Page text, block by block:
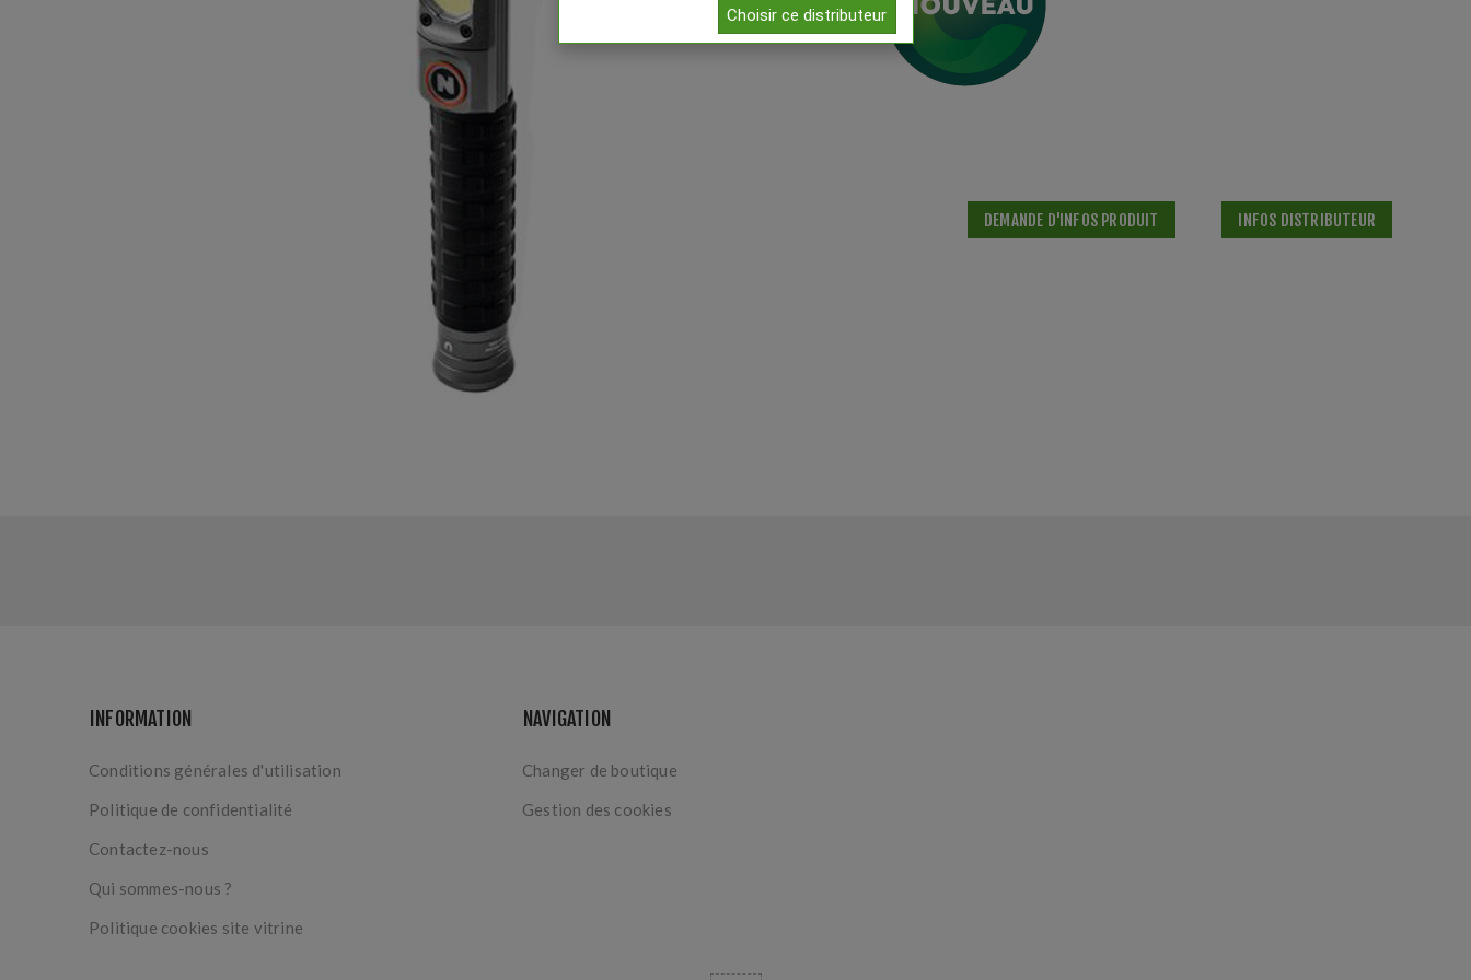
DEMANDE D'INFOS PRODUIT INFOS DISTRIBUTEUR
INFORMATION
Conditions générales d'utilisation
Politique de confidentialité
Contactez-nous
Qui sommes-nous ?
Politique cookies site vitrine
NAVIGATION
Changer de boutique
Gestion des cookies
Choisir ce distributeur